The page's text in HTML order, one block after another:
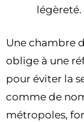
légèreté.
Une chambre
oblige à une
pour éviter la
comme de
métropoles,